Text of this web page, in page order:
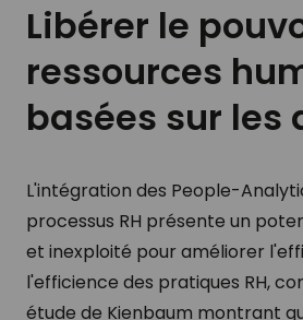
Libérer le
ressources
basées sur les
L'intégration des People-
processus RH présente un
et inexploité pour améliorer
l'efficience des pratiques RH,
étude de Kienbaum montrant